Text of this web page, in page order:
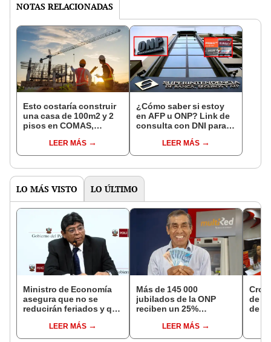
NOTAS RELACIONADAS
Esto costaría construir
una casa de 100m2 y 2
pisos en COMAS,
distritos de LIMA
NORTE
LEER MÁS
¿Cómo saber si estoy
en AFP u ONP? Link de
consulta con DNI para
pensiones estás
LEER MÁS
LO MÁS VISTO LO ÚLTIMO
Ministro de Economía
asegura que no se
reducirán feriados y que
aumentará en dos
etapas
LEER MÁS
Más de 145 000
jubilados de la ONP
reciben un 25%
en agostoLEER MÁS
de
de